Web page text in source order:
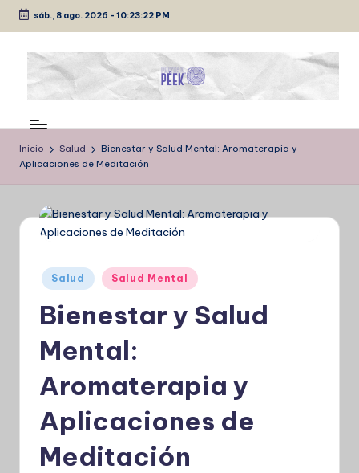
Saltar
contenido
sáb., 8 ago. 2026 - 10:23:22 PM
E
K
de
comunicación
Inicio Salud
Bienestar y Salud Mental: Aromaterapia y
Aplicaciones de Meditación
Publicado
en
Salud Salud Mental
Bienestar y Salud
Mental:
Aromaterapia y
Aplicaciones de
Meditación